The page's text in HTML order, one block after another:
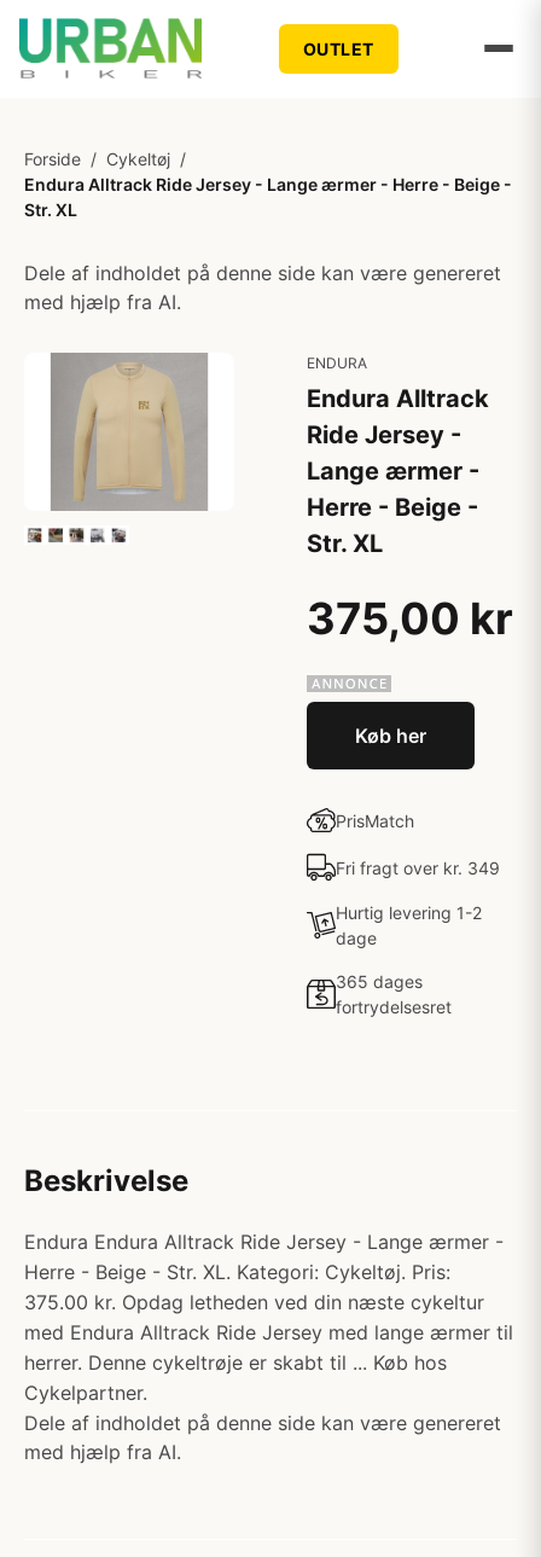
OUTLET
Forside / Cykeltøj /
Endura Alltrack Ride Jersey - Lange ærmer - Herre - Beige -
Str. XL
Dele af indholdet på denne side kan være genereret
med hjælp fra AI.
ENDURA
Endura Alltrack
Ride Jersey -
Lange ærmer -
Herre - Beige -
Str. XL
375,00 kr
Køb her
PrisMatch
Fri fragt over kr. 349
Hurtig levering 1-2
dage
365 dages
fortrydelsesret
Beskrivelse
Endura Endura Alltrack Ride Jersey - Lange ærmer -
Herre - Beige - Str. XL. Kategori: Cykeltøj. Pris:
375.00 kr. Opdag letheden ved din næste cykeltur
med Endura Alltrack Ride Jersey med lange ærmer til
herrer. Denne cykeltrøje er skabt til ... Køb hos
Cykelpartner.
Dele af indholdet på denne side kan være genereret
med hjælp fra AI.